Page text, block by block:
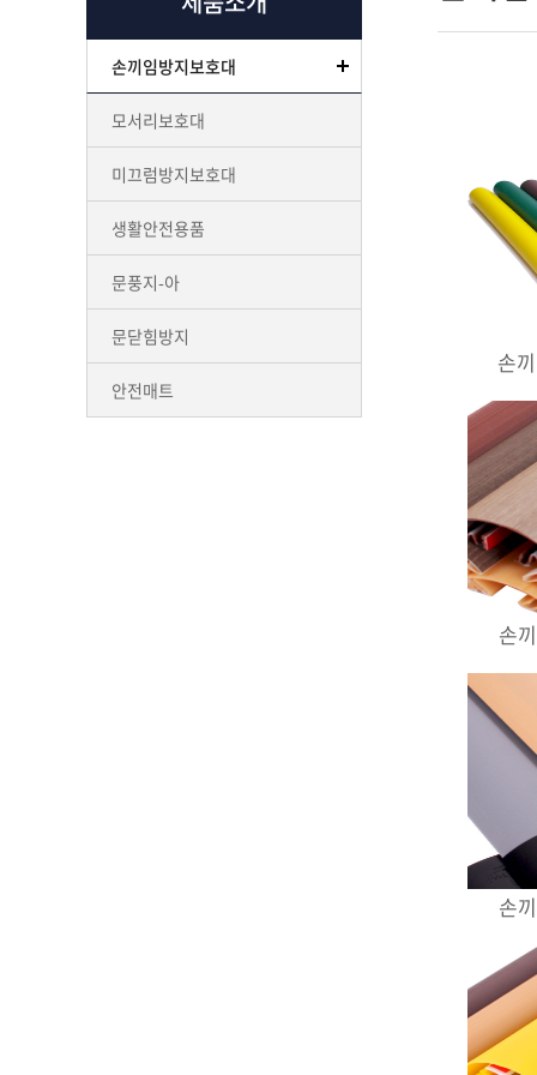
손끼임방지보호대
모서리보호대
미끄럼방지보호대
생활안전용품
문풍지-아
문닫힘방지
안전매트
손
손
손